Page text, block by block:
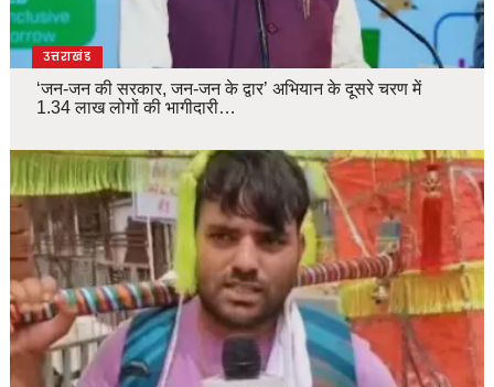
उत्तराखंड
‘जन-जन की सरकार, जन-जन के द्वार’ अभियान के दूसरे चरण में
1.34 लाख लोगों की भागीदारी…